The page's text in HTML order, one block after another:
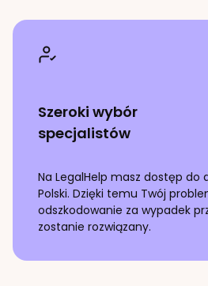
Szeroki wybór
specjalistów
Na LegalHelp masz dostęp do
Polski. Dzięki temu Twój
odszkodowanie za wypadek
zostanie rozwiązany.